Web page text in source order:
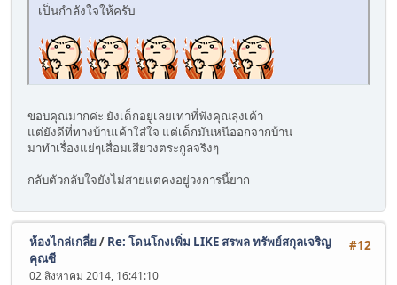
เป็นกำลังใจให้ครับ
ขอบคุณมากค่ะ ยังเด็กอยู่เลยเท่าที่ฟังคุณลุงเค้า
แต่ยังดีที่ทางบ้านเค้าใส่ใจ แต่เด็กมันหนีออกจากบ้าน
มาทำเรื่องแย่ๆเสื่อมเสียวงตระกูลจริงๆ
กลับตัวกลับใจยังไม่สายแต่คงอยู่วงการนี้ยาก
#12
ห้องไกล่เกลี่ย/ Re: โดนโกงเพิ่ม LIKE สรพล ทรัพย์สกุลเจริญ
คุณซี
02 สิงหาคม 2014, 16:41:10